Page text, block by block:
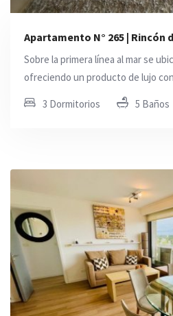
Apartamento N° 265 | Rincón
Sobre la primera línea al mar se
ofreciendo un producto de lujo
3 Dormitorios 5 Baños